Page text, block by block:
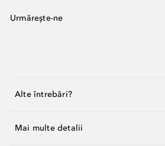
Urmărește-ne
Alte întrebări?
Mai multe detalii